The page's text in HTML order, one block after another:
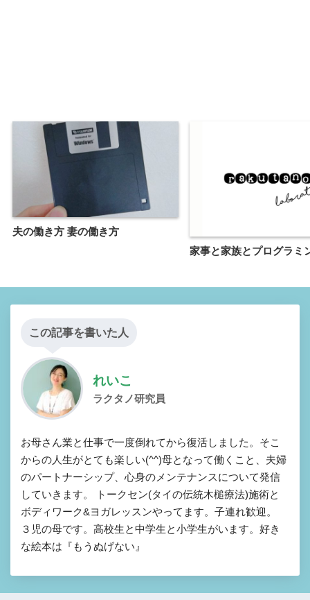
夫の働き方 妻の働き方
家事と家族とプログラミ
この記事を書いた人
れいこ
ラクタノ研究員
お母さん業と仕事で一度倒れてから復活しました。そこ
からの人生がとても楽しい(^^)母となって働くこと、夫婦
のパートナーシップ、心身のメンテナンスについて発信
していきます。 トークセン(タイの伝統木槌療法)施術と
ボディワーク&ヨガレッスンやってます。子連れ歓迎。
３児の母です。高校生と中学生と小学生がいます。好き
な絵本は『もうぬげない』